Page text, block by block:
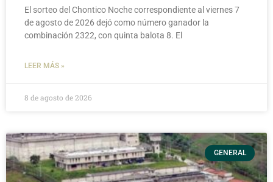
El sorteo del Chontico Noche correspondiente al viernes 7
de agosto de 2026 dejó como número ganador la
combinación 2322, con quinta balota 8. El
LEER MÁS »
8 de agosto de 2026
GENERAL